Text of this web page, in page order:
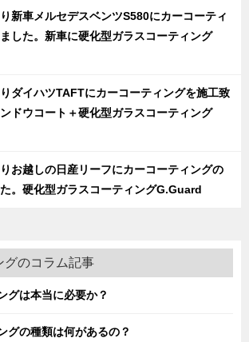
新車メルセデスベンツS580にカーコーティ
した。新車に硬化型ガラスコーティング
ダイハツTAFTにカーコーティングを施工致
ドウコート＋硬化型ガラスコーティング
お越しの日産リーフにカーコーティングの
。硬化型ガラスコーティングG.Guard
グのコラム記事
グは本当に必要か？
グの種類は何があるの？